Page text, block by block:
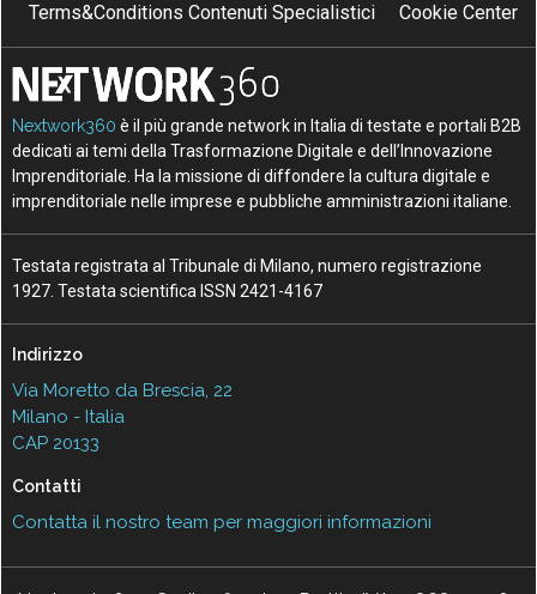
Terms&Conditions Contenuti Specialistici
Cookie Center
Nextwork360 è il più grande network in Italia di testate e portali B2B
dedicati ai temi della Trasformazione Digitale e dell’Innovazione
Imprenditoriale. Ha la missione di diffondere la cultura digitale e
imprenditoriale nelle imprese e pubbliche amministrazioni italiane.
Testata registrata al Tribunale di Milano, numero registrazione
1927. Testata scientifica ISSN 2421-4167
Indirizzo
Via Moretto da Brescia, 22
Milano - Italia
CAP 20133
Contatti
Contatta il nostro team per maggiori informazioni